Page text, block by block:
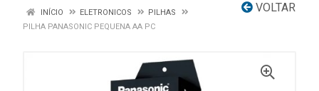
VOLTAR
INÍCIO ELETRONICOS
PILHAS
PILHA PANASONIC PEQUENA AA PC